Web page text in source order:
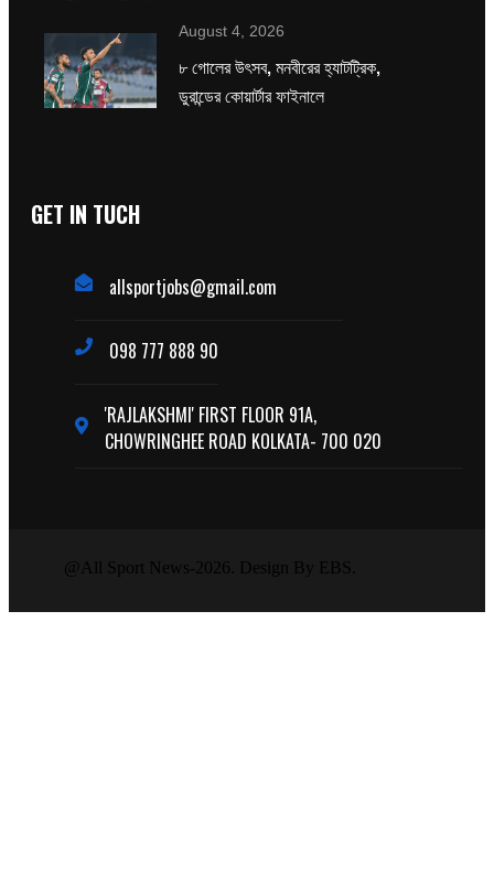
August 4, 2026
৮ গোলের উৎসব, মনবীরের হ্যাটট্রিক,
ডুরান্ডের কোয়ার্টার ফাইনালে
GET IN TUCH
allsportjobs@gmail.com
098 777 888 90
'RAJLAKSHMI' FIRST FLOOR 91A,
CHOWRINGHEE ROAD KOLKATA- 700 020
@All Sport News-2026. Design By EBS.